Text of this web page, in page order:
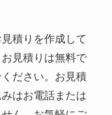
積りを作成して
見積りは無料で
ださい。お見積
はお電話または